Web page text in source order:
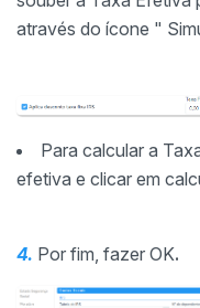
através do ícone "
Para calcular a
efetiva e clicar em
4. Por fim, fazer OK.